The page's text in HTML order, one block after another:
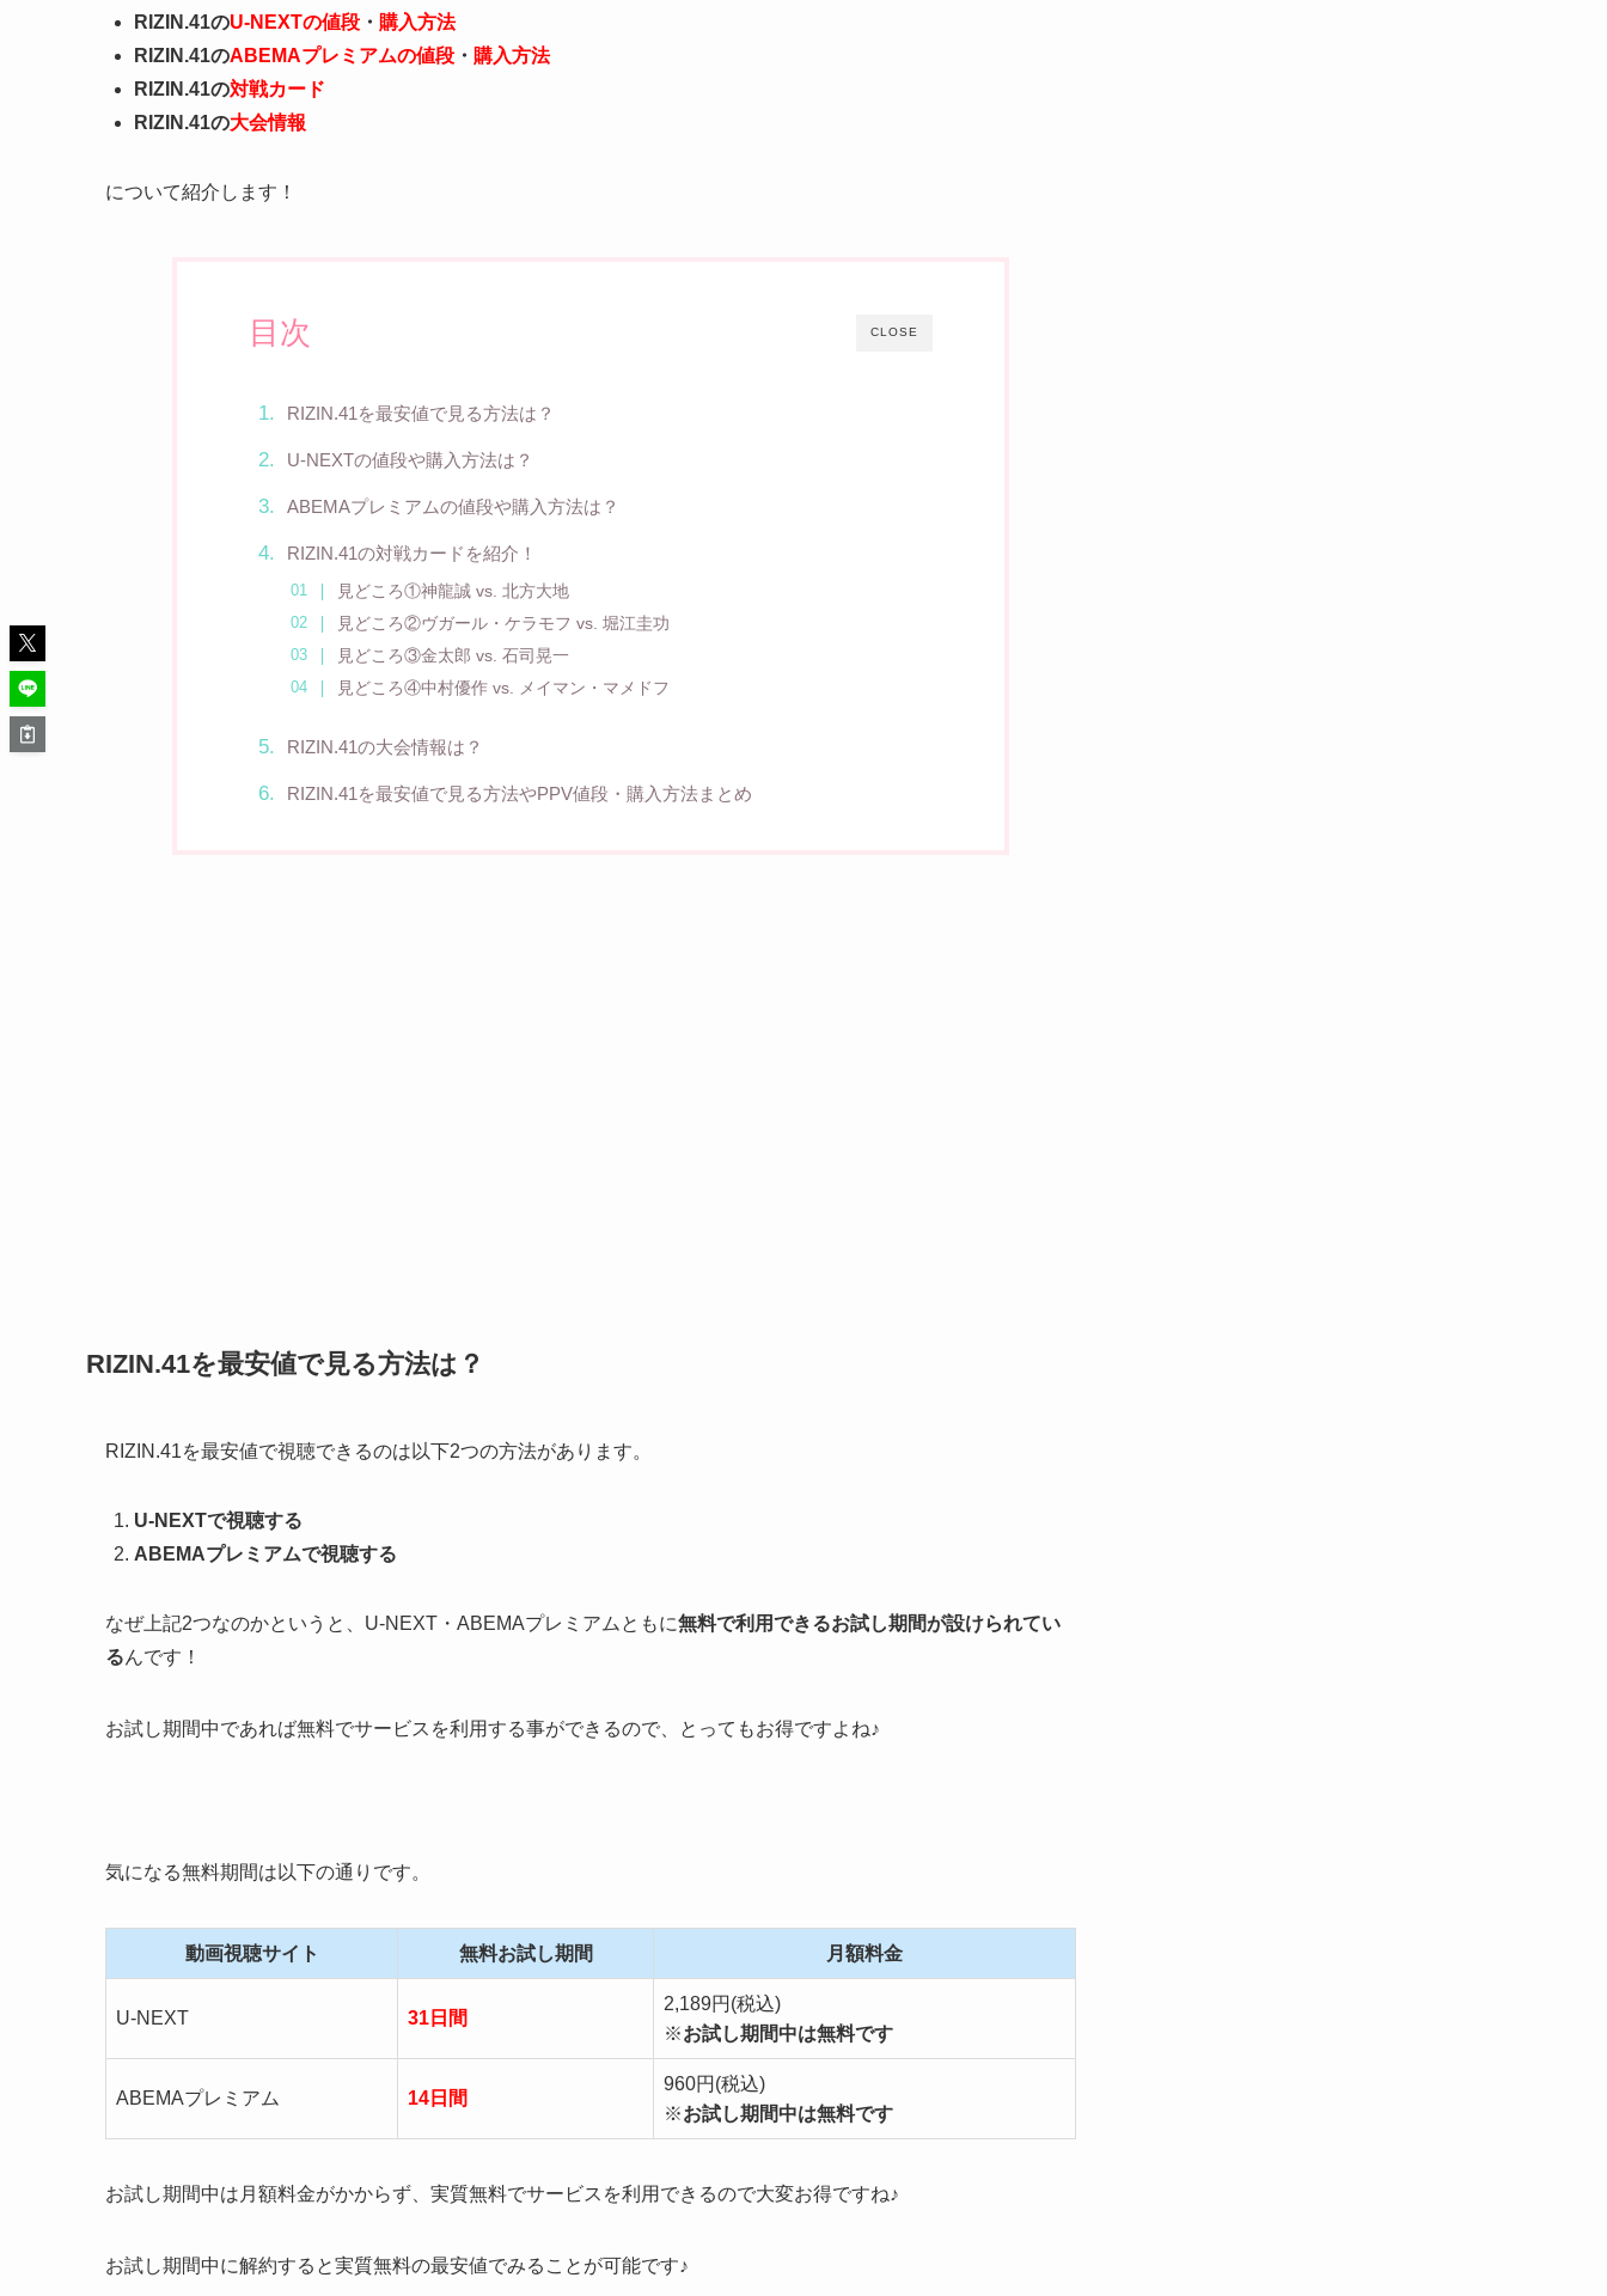
RIZIN.41のU-NEXTの値段 ・ 購入方法
RIZIN.41のABEMAプレミアムの値段 ・ 購入方法
RIZIN.41の対戦カード
RIZIN.41の大会情報
について紹介します！
CLOSE
目次
RIZIN.41を最安値で見る方法は？
U-NEXTの値段や購入方法は？
ABEMAプレミアムの値段や購入方法は？
RIZIN.41の対戦カードを紹介！
見どころ①神龍誠 vs. 北方大地
見どころ②ヴガール・ケラモフ vs. 堀江圭功
見どころ③金太郎 vs. 石司晃一
見どころ④中村優作 vs. メイマン・マメドフ
RIZIN.41の大会情報は？
RIZIN.41を最安値で見る方法やPPV値段・購入方法まとめ
RIZIN.41を最安値で見る方法は？
RIZIN.41を最安値で視聴できるのは以下2つの方法があります。
U-NEXTで視聴する
ABEMAプレミアムで視聴する
なぜ上記2つなのかというと、U-NEXT・ABEMAプレミアムともに無料で利用できるお試し期間が設けられてい
るんです！
お試し期間中であれば無料でサービスを利用する事ができるので、とってもお得ですよね♪
気になる無料期間は以下の通りです。
動画視聴サイト 無料お試し期間 月額料金
U-NEXT 31日間
2,189円(税込)
※お試し期間中は無料です
ABEMAプレミアム 14日間
960円(税込)
※お試し期間中は無料です
お試し期間中は月額料金がかからず、実質無料でサービスを利用できるので大変お得ですね♪
お試し期間中に解約すると実質無料の最安値でみることが可能です♪